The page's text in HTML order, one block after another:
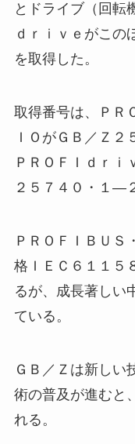
とドライブ（回転
ｄｒｉｖｅがこの
を取得した。
取得番号は、ＰＲ
ＩＯがＧＢ／Ｚ
ＰＲＯＦＩｄｒｉ
２５７４０・１―
ＰＲＯＦＩＢＵＳ
格ＩＥＣ６１１５
るが、成長著しい
ている。
ＧＢ／Ｚは新しい
術の普及が進むと
れる。